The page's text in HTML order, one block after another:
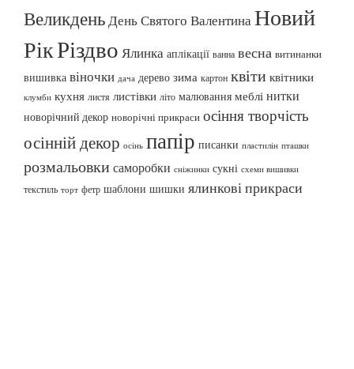
ВеликденьДень Святого ВалентинаНовий
РікРіздво Ялинка аплікації ванна весна витинанки
вишивка віночки дача дерево зима картон квіти квітники
клумби кухня листя листівки літо малювання меблі нитки
новорічний декор новорічні прикраси осіння творчість
осінній декор осінь папір писанки пластилін пташки
розмальовки саморобки сніжинки сукні схеми вишивки
текстиль торт фетр шаблони шишки ялинкові прикраси